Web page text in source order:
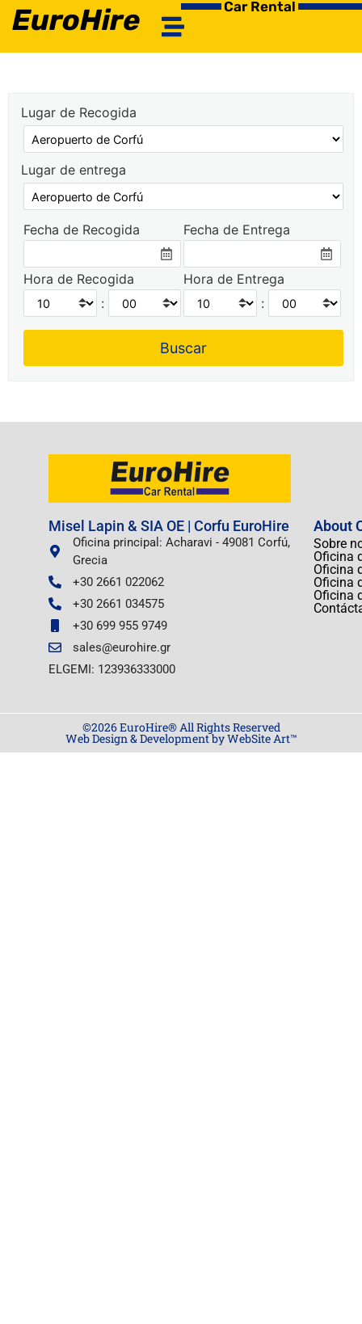
EuroHire Car Rental
Lugar de Recogida
Lugar de entrega
Fecha de Recogida
Hora de Recogida
:
Fecha de Entrega
Hora de Entrega
:
Misel Lapin & SIA OE | Corfu EuroHire
Oficina principal: Acharavi - 49081 Corfú,
Grecia
+30 2661 022062
+30 2661 034575
+30 699 955 9749
sales@eurohire.gr
ELGEMI: 123936333000
About
Sobre
Oficina
Oficina
Oficina
Oficina
©2026 EuroHire® All Rights Reserved
Web Design & Development by WebSite Art™